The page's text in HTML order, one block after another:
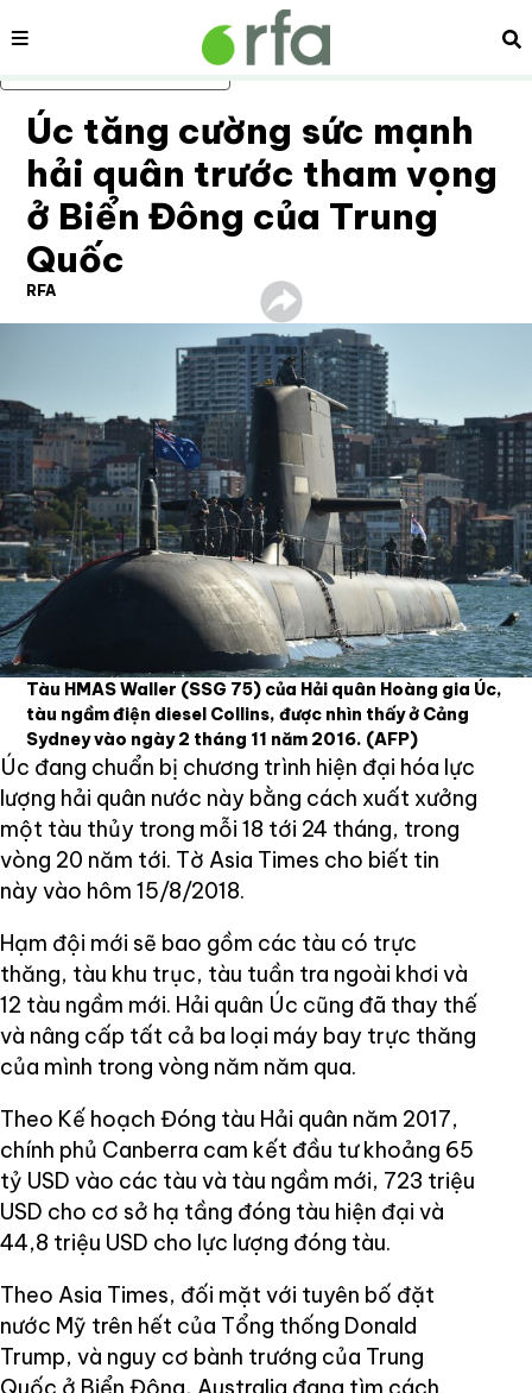
Bỏ qua nội dung chính
Nội dung
Úc tăng cường sức mạnh
hải quân trước tham vọng
ở Biển Đông của Trung
Quốc
RFA
Tàu HMAS Waller (SSG 75) của Hải quân Hoàng gia Úc,
tàu ngầm điện diesel Collins, được nhìn thấy ở Cảng
Sydney vào ngày 2 tháng 11 năm 2016. (AFP)
Úc đang chuẩn bị chương trình hiện đại hóa lực
lượng hải quân nước này bằng cách xuất xưởng
một tàu thủy trong mỗi 18 tới 24 tháng, trong
vòng 20 năm tới. Tờ Asia Times cho biết tin
này vào hôm 15/8/2018.
Hạm đội mới sẽ bao gồm các tàu có trực
thăng, tàu khu trục, tàu tuần tra ngoài khơi và
12 tàu ngầm mới. Hải quân Úc cũng đã thay thế
và nâng cấp tất cả ba loại máy bay trực thăng
của mình trong vòng năm năm qua.
Theo Kế hoạch Đóng tàu Hải quân năm 2017,
chính phủ Canberra cam kết đầu tư khoảng 65
tỷ USD vào các tàu và tàu ngầm mới, 723 triệu
USD cho cơ sở hạ tầng đóng tàu hiện đại và
44,8 triệu USD cho lực lượng đóng tàu.
Theo Asia Times, đối mặt với tuyên bố đặt
nước Mỹ trên hết của Tổng thống Donald
Trump, và nguy cơ bành trướng của Trung